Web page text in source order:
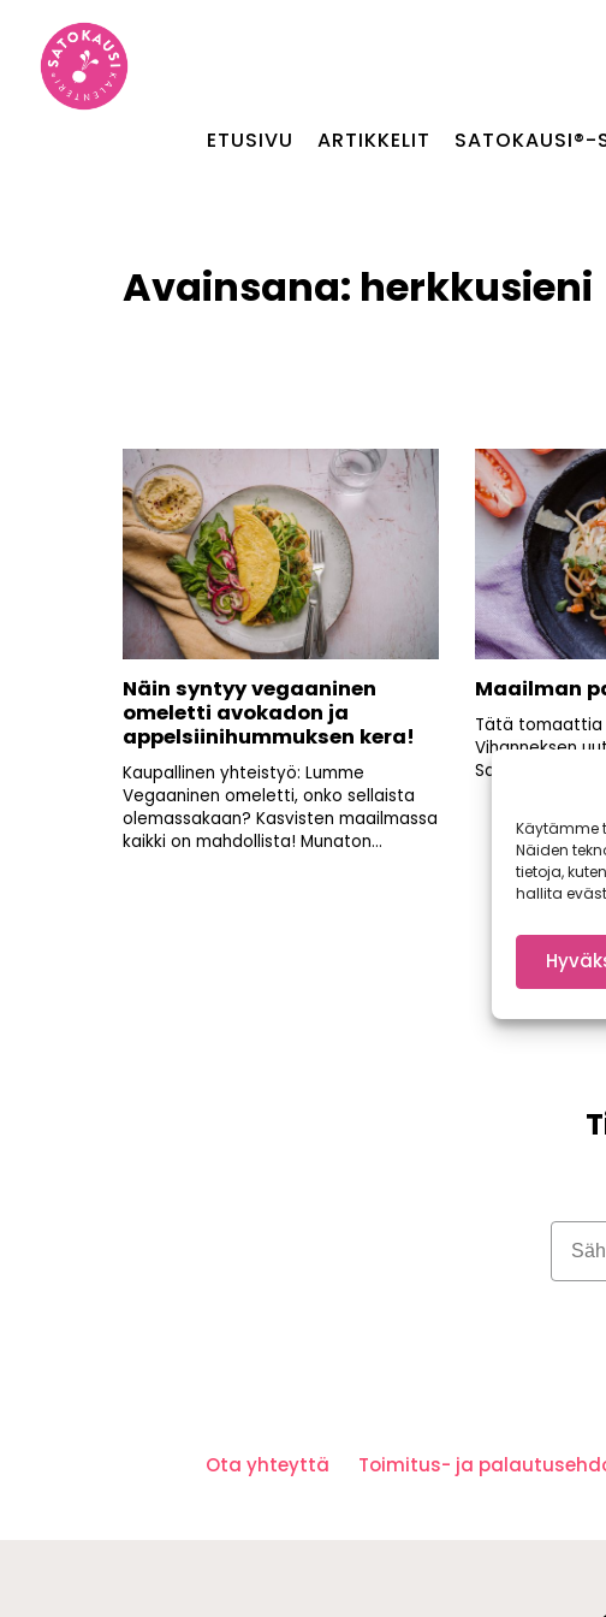
Käytämme
Näiden
tietoja,
hallita
ETUSIVU ARTIKKELIT SATOKAUSI®-
Avainsana: herkkusieni
Näin syntyy vegaaninen
omeletti avokadon ja
appelsiinihummuksen kera!
Kaupallinen yhteistyö: Lumme
Vegaaninen omeletti, onko sellaista
olemassakaan? Kasvisten maailmassa
kaikki on mahdollista! Munaton...
Maailman
Tätä tomaattia
Vihanneksen
San Marzano
Ota yhteyttä Toimitus- ja